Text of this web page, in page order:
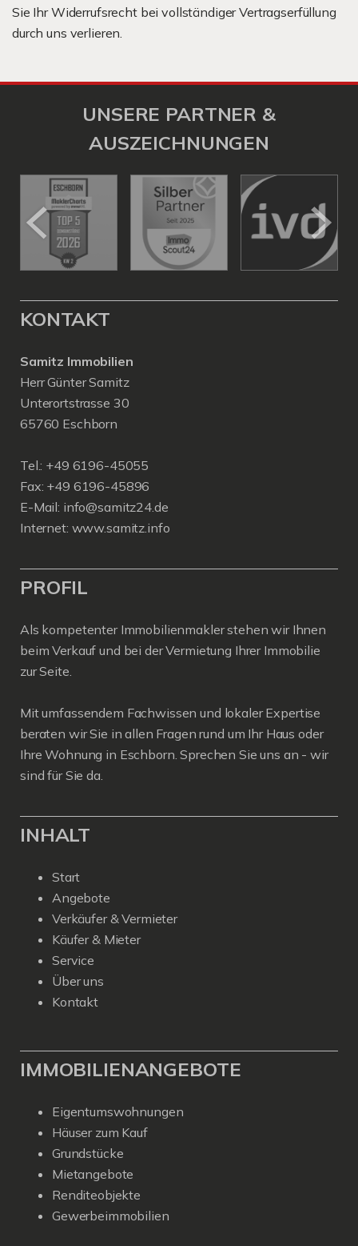
Sie Ihr Widerrufsrecht bei vollständiger Vertragserfüllung
durch uns verlieren.
UNSERE PARTNER &
AUSZEICHNUNGEN
KONTAKT
Samitz Immobilien
Herr Günter Samitz
Unterortstrasse 30
65760 Eschborn
Tel.: +49 6196-45055
Fax: +49 6196-45896
E-Mail: info@samitz24.de
Internet: www.samitz.info
PROFIL
Als kompetenter Immobilienmakler stehen wir Ihnen
beim Verkauf und bei der Vermietung Ihrer Immobilie
zur Seite.
Mit umfassendem Fachwissen und lokaler Expertise
beraten wir Sie in allen Fragen rund um Ihr Haus oder
Ihre Wohnung in Eschborn. Sprechen Sie uns an - wir
sind für Sie da.
INHALT
Start
Angebote
Verkäufer & Vermieter
Käufer & Mieter
Service
Über uns
Kontakt
IMMOBILIENANGEBOTE
Eigentumswohnungen
Häuser zum Kauf
Grundstücke
Mietangebote
Renditeobjekte
Gewerbeimmobilien